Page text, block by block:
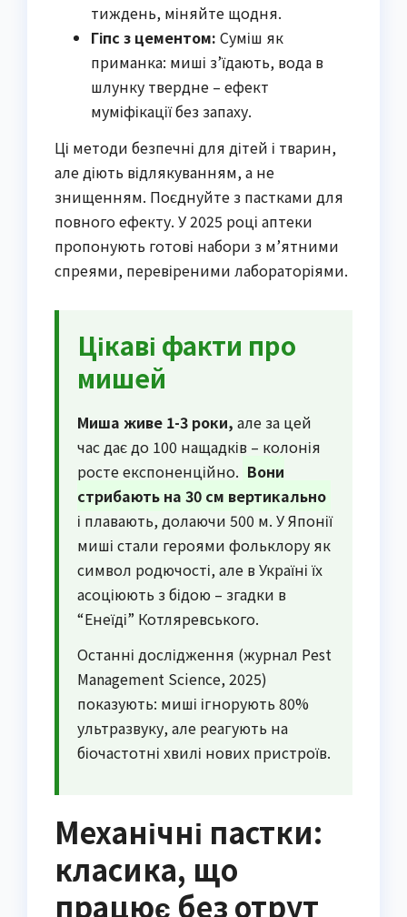
тиждень, міняйте щодня.
Гіпс з цементом: Суміш як
приманка: миші з’їдають, вода в
шлунку твердне – ефект
муміфікації без запаху.
Ці методи безпечні для дітей і тварин,
але діють відлякуванням, а не
знищенням. Поєднуйте з пастками для
повного ефекту. У 2025 році аптеки
пропонують готові набори з м’ятними
спреями, перевіреними лабораторіями.
Цікаві факти про
мишей
Миша живе 1-3 роки, але за цей
час дає до 100 нащадків – колонія
росте експоненційно. Вони
стрибають на 30 см вертикально
і плавають, долаючи 500 м. У Японії
миші стали героями фольклору як
символ родючості, але в Україні їх
асоціюють з бідою – згадки в
“Енеїді” Котляревського.
Останні дослідження (журнал Pest
Management Science, 2025)
показують: миші ігнорують 80%
ультразвуку, але реагують на
біочастотні хвилі нових пристроїв.
Механічні пастки:
класика, що
працює без отрут